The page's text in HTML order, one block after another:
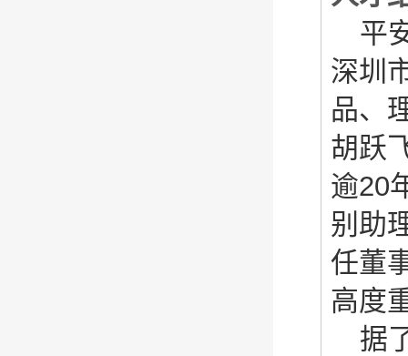
平
深圳
品、
胡跃
逾20
别助
任董
高度
据